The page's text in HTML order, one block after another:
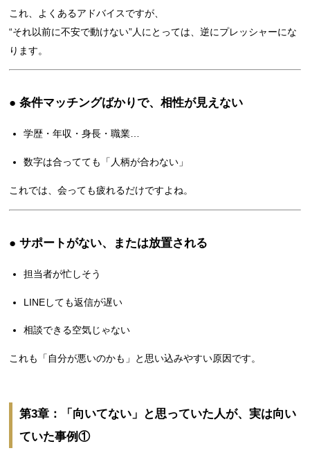
これ、よくあるアドバイスですが、
“それ以前に不安で動けない”人にとっては、逆にプレッシャーにな
ります。
● 条件マッチングばかりで、相性が見えない
学歴・年収・身長・職業…
数字は合ってても「人柄が合わない」
これでは、会っても疲れるだけですよね。
● サポートがない、または放置される
担当者が忙しそう
LINEしても返信が遅い
相談できる空気じゃない
これも「自分が悪いのかも」と思い込みやすい原因です。
第3章：「向いてない」と思っていた人が、実は向い
ていた事例①